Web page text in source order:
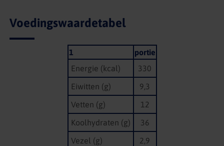
Voedingswaardetabel
1
portie
Energie (kcal)
330
Eiwitten (g)
9,3
Vetten (g)
12
Koolhydraten (g)
36
Vezel (g)
2,9